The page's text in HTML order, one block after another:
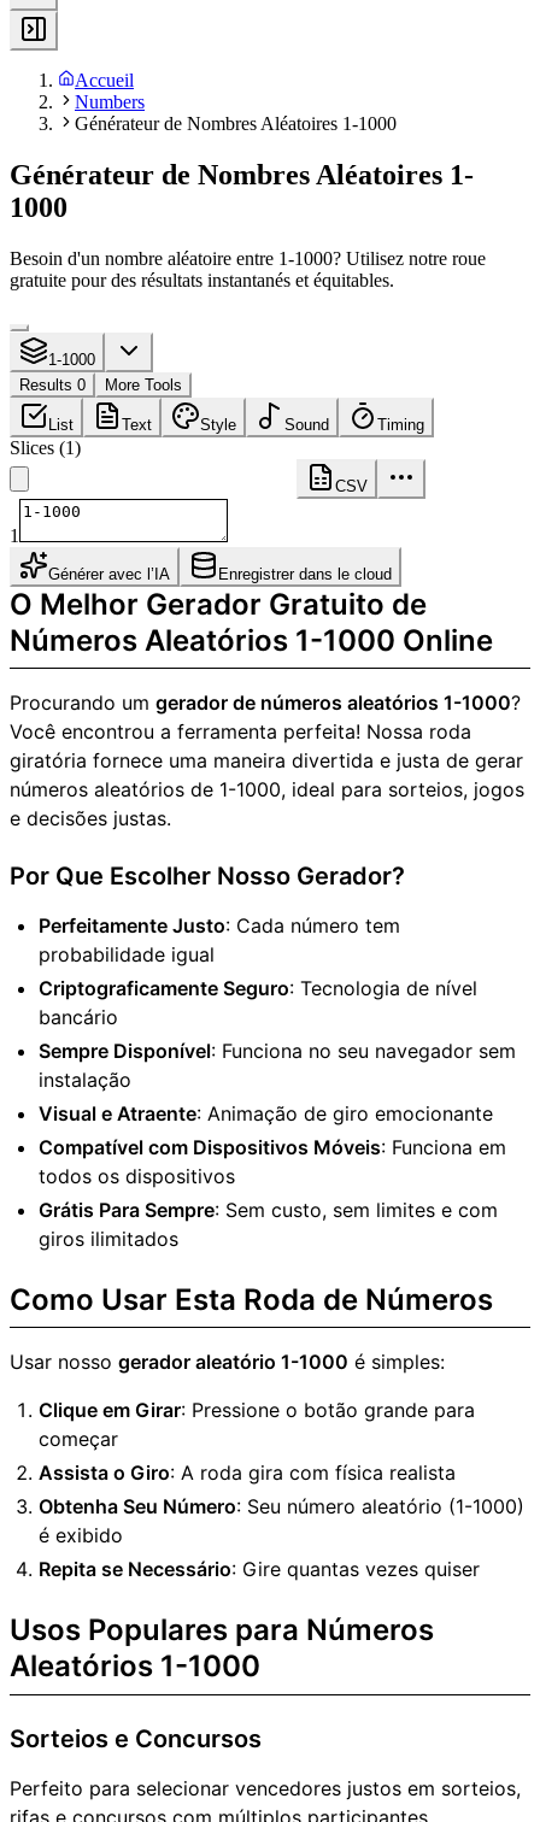
Accueil
Numbers
Générateur de Nombres Aléatoires 1-1000
Générateur de Nombres Aléatoires 1-
1000
Besoin d'un nombre aléatoire entre 1-1000? Utilisez notre roue
gratuite pour des résultats instantanés et équitables.
1-1000
Results 0
More Tools
List Text Style Sound Timing
Slices (1)
CSV
1
Générer avec l’IA Enregistrer dans le cloud
O Melhor Gerador Gratuito de
Números Aleatórios 1-1000 Online
Procurando um gerador de números aleatórios 1-1000?
Você encontrou a ferramenta perfeita! Nossa roda
giratória fornece uma maneira divertida e justa de gerar
números aleatórios de 1-1000, ideal para sorteios, jogos
e decisões justas.
Por Que Escolher Nosso Gerador?
Perfeitamente Justo: Cada número tem
probabilidade igual
Criptograficamente Seguro: Tecnologia de nível
bancário
Sempre Disponível: Funciona no seu navegador sem
instalação
Visual e Atraente: Animação de giro emocionante
Compatível com Dispositivos Móveis: Funciona em
todos os dispositivos
Grátis Para Sempre: Sem custo, sem limites e com
giros ilimitados
Como Usar Esta Roda de Números
Usar nosso gerador aleatório 1-1000 é simples:
Clique em Girar: Pressione o botão grande para
começar
Assista o Giro: A roda gira com física realista
Obtenha Seu Número: Seu número aleatório (1-1000)
é exibido
Repita se Necessário: Gire quantas vezes quiser
Usos Populares para Números
Aleatórios 1-1000
Sorteios e Concursos
Perfeito para selecionar vencedores justos em sorteios,
rifas e concursos com múltiplos participantes.